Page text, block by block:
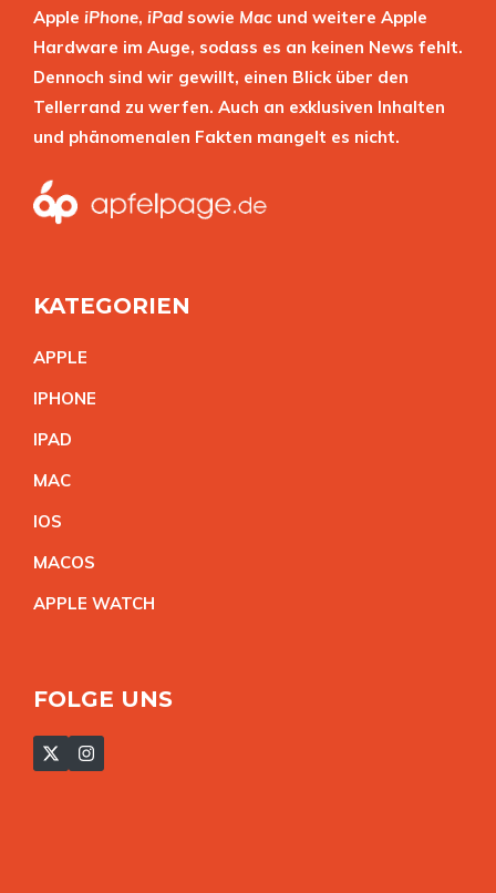
Apple iPhone, iPad sowie Mac und weitere Apple
Hardware im Auge, sodass es an keinen News fehlt.
Dennoch sind wir gewillt, einen Blick über den
Tellerrand zu werfen. Auch an exklusiven Inhalten
und phänomenalen Fakten mangelt es nicht.
KATEGORIEN
APPLE
IPHONE
IPAD
MAC
IOS
MACOS
APPLE WATCH
FOLGE UNS